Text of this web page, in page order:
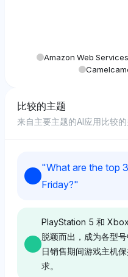
Amazon Web
比较的主题
来自主要主题的AI应用比较
"What are the top
Friday?"
PlayStation 5 和
脱颖而出，成为各型
日销售期间游戏主机
求。